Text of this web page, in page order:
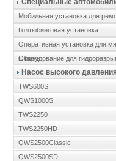
Специальные
Мобильная установка для
Голтюбинговая установка
Оперативная установка для
штанги
Оборудование для
Насос высокого
TWS600S
QWS1000S
TWS2250
TWS2250HD
QWS2500Classic
QWS2500SD